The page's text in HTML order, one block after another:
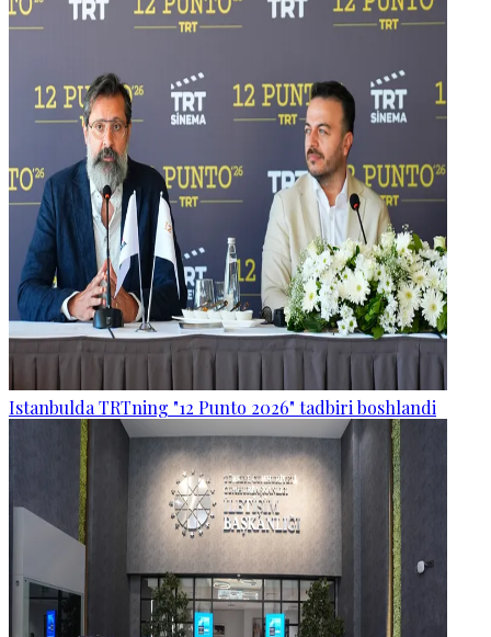
Istanbulda TRTning "12 Punto 2026" tadbiri boshlandi